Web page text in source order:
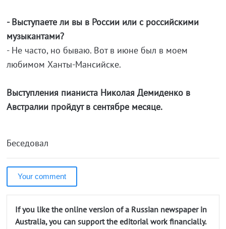
- Выступаете ли вы в России или с российскими
музыкантами?
- Не часто, но бываю. Вот в июне был в моем
любимом Ханты-Мансийске.
Выступления пианиста Николая Демиденко в
Австралии пройдут в сентябре месяце.
Беседовал
Your comment
If you like the online version of a Russian newspaper in
Australia, you can support the editorial work financially.